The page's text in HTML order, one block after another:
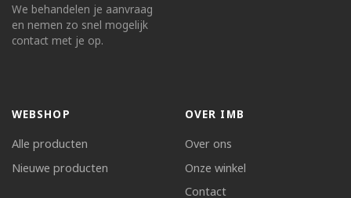
We behandelen je aanvraag
en nemen zo snel mogelijk
contact met je op.
WEBSHOP
Alle producten
Nieuwe producten
OVER IMB
Over ons
Onze winkel
Contact